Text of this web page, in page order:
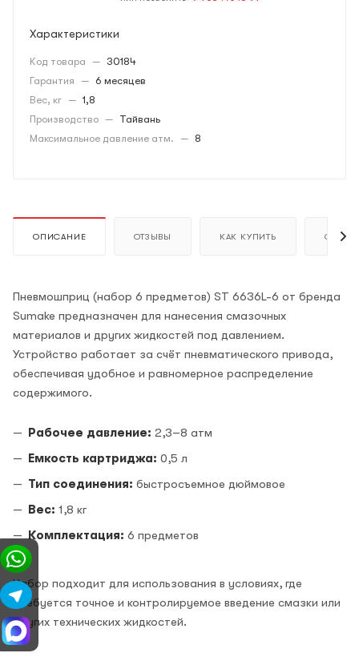
Характеристики
Код товара — 30184
Гарантия — 6 месяцев
Вес, кг — 1,8
Производство — Тайвань
Максимальное давление атм. — 8
ОПИСАНИЕ ОТЗЫВЫ КАК КУПИТЬ ОПЛАТА
Пневмошприц (набор 6 предметов) ST 6636L-6 от бренда
Sumake предназначен для нанесения смазочных
материалов и других жидкостей под давлением.
Устройство работает за счёт пневматического привода,
обеспечивая удобное и равномерное распределение
содержимого.
Рабочее давление: 2,3–8 атм
Емкость картриджа: 0,5 л
Тип соединения: быстросъемное дюймовое
Вес: 1,8 кг
Комплектация: 6 предметов
Набор подходит для использования в условиях, где
требуется точное и контролируемое введение смазки или
других технических жидкостей.